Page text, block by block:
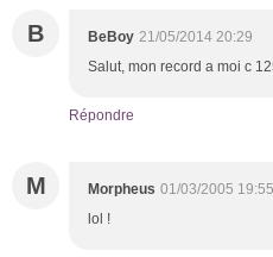
B BeBoy 21/05/2014 20:29
Salut, mon record a moi c
Répondre
M Morpheus 01/03/2005 19:55
lol !